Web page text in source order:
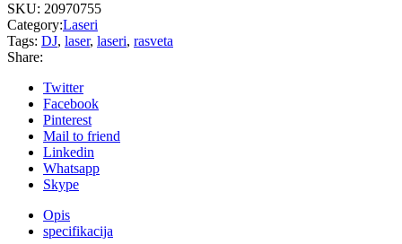
SKU: 20970755
Category:Laseri
Tags: DJ, laser, laseri, rasveta
Share:
Twitter
Facebook
Pinterest
Mail to friend
Linkedin
Whatsapp
Skype
Opis
specifikacija